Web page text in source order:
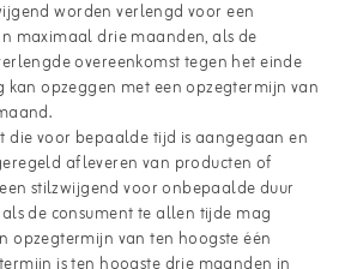
worden verlengd voor een
maximaal drie maanden, als de
overeenkomst tegen het einde
kan opzeggen met een opzegtermijn van
die voor bepaalde tijd is aangegaan en
afleveren van producten of
stilzwijgend voor onbepaalde duur
de consument te allen tijde mag
opzegtermijn van ten hoogste één